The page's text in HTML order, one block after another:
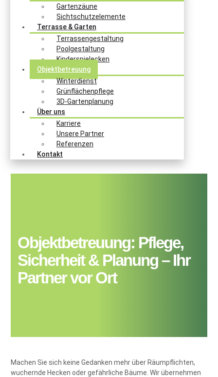
Gartenzäune
Sichtschutzelemente
Terrasse & Garten
Terrassengestaltung
Poolgestaltung
Kinderspielecken
Objektbetreuung
Winterdienst
Grünflächenpflege
3D-Gartenplanung
Über uns
Karriere
Unsere Partner
Referenzen
Kontakt
Objektbetreuung: Pflege,
Sicherheit & Planung – Ihr
Partner vor Ort
Machen Sie sich keine Gedanken mehr über Räumpflichten,
wuchernde Hecken oder gefährliche Bäume. Wir übernehmen